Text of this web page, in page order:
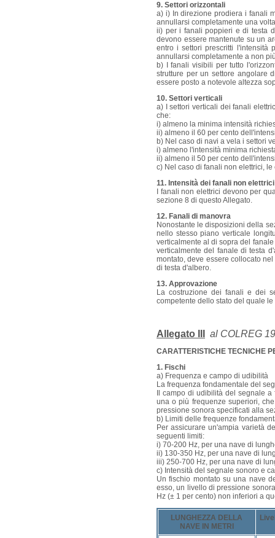
9. Settori orizzontali
a) i) In direzione prodiera i fanali
annullarsi completamente una
ii) per i fanali poppieri e di testa
devono essere mantenute su un
entro i settori prescritti l'intensità
annullarsi completamente a non
b) I fanali visibili per tutto
strutture per un settore angolare
essere posto a notevole altezza
10. Settori verticali
a) I settori verticali dei fanali
che:
i) almeno la minima intensità
ii) almeno il 60 per cento
b) Nel caso di navi a vela i settori
i) almeno l'intensità minima
ii) almeno il 50 per cento
c) Nel caso di fanali non elettrici,
11. Intensità dei fanali non elettrici
I fanali non elettrici devono per
sezione 8 di questo Allegato.
12. Fanali di manovra
Nonostante le disposizioni della
nello stesso piano verticale
verticalmente al di sopra del
verticalmente del fanale di testa
montato, deve essere collocato
di testa d'albero.
13. Approvazione
La costruzione dei fanali e dei
competente dello stato del quale
Allegato III al COLREG
CARATTERISTICHE TECNICHE
1. Fischi
a) Frequenza e campo di udibilità
La frequenza fondamentale del
Il campo di udibilità del segnale
una o più frequenze superiori,
pressione sonora specificati alla
b) Limiti delle frequenze
Per assicurare un'ampia varietà
seguenti limiti:
i) 70-200 Hz, per una nave di
ii) 130-350 Hz, per una nave di
iii) 250-700 Hz, per una nave di
c) Intensità del segnale sonoro e
Un fischio montato su una nave
esso, un livello di pressione
Hz (± 1 per cento) non inferiori a
LUNGHEZZA DELLA
NAVE IN METRI